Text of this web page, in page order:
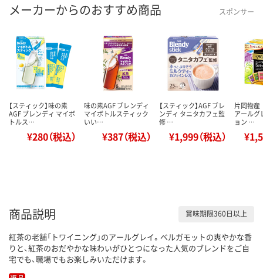
メーカーからのおすすめ商品 スポンサー
【スティック】味の素
AGF ブレンディ マイボ
トルス…
¥280（税込）
味の素AGF ブレンディ
マイボトルスティック
いい…
¥387（税込）
【スティック】AGF ブレ
ンディ タニタカフェ監
修 …
¥1,999（税込）
片岡物産
アールグ
ョン …
商品説明 賞味期限360日以上
紅茶の老舗「トワイニング」のアールグレイ。ベルガモットの爽やかな香
りと、紅茶のおだやかな味わいがひとつになった人気のブレンドをご自
宅でも、職場でもお楽しみいただけます。